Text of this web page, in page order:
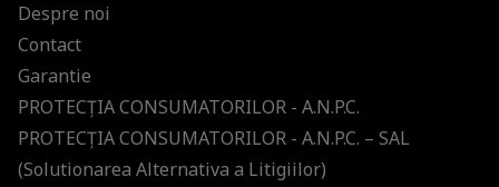
Despre noi
Contact
Garantie
PROTECŢIA CONSUMATORILOR - A.N.P.C.
PROTECŢIA CONSUMATORILOR - A.N.P.C. – SAL
(Solutionarea Alternativa a Litigiilor)